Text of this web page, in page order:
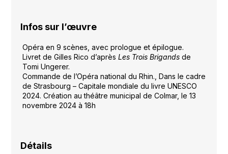
Infos sur l’œuvre
Opéra en 9 scènes, avec prologue et épilogue.
Livret de Gilles Rico d’après Les Trois Brigandsde
Tomi Ungerer.
Commande de l’Opéra national du Rhin., Dans le cadre
de Strasbourg – Capitale mondiale du livre UNESCO
2024. Création au théâtre municipal de Colmar, le 13
novembre 2024 à 18h
Détails